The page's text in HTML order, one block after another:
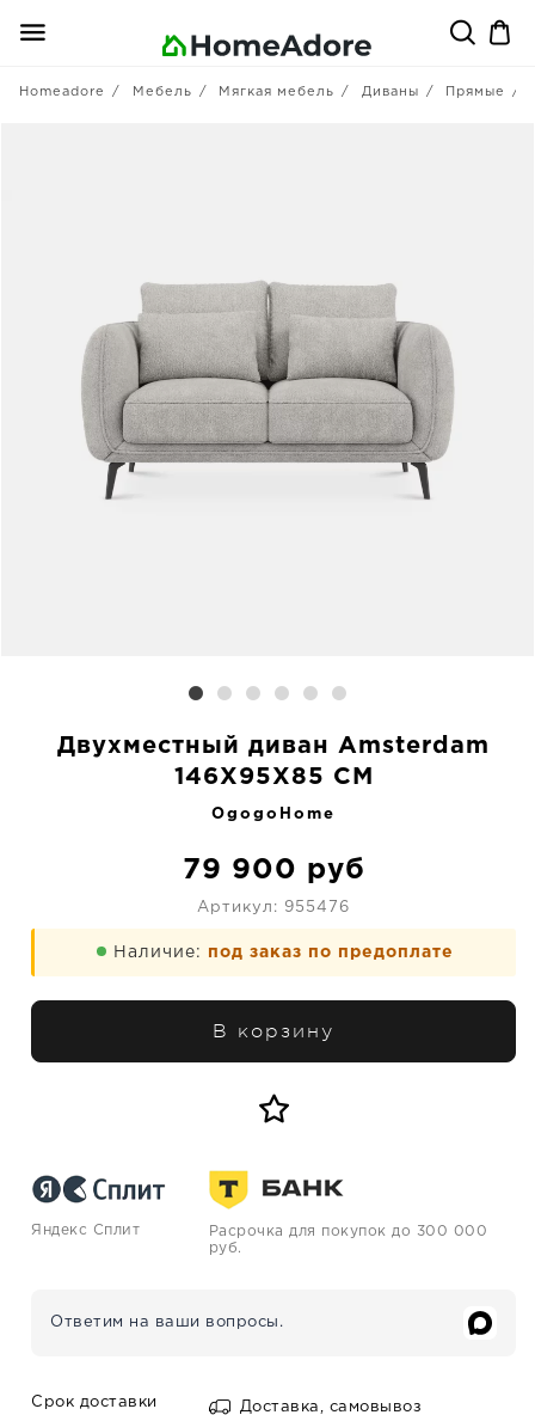
Homeadore Мебель Мягкая мебель Диваны Прямые
Двухместный диван Amsterdam
146X95X85 CM
OgogoHome
79 900 руб
Артикул: 955476
Наличие: под заказ по предоплате
В корзину
Яндекс Сплит
Расрочка для покупок до 300 000
руб.
Ответим на ваши вопросы.
Срок доставки
Доставка, самовывоз